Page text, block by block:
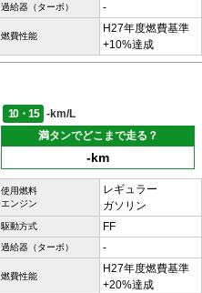
過給器（ターボ） -
燃費性能
H27年度燃費基準
+10%達成
10・15
-km/L
満タンでどこまで走る？
-km
使用燃料
エンジン
レギュラー
ガソリン
駆動方式 FF
過給器（ターボ） -
燃費性能
H27年度燃費基準
+20%達成